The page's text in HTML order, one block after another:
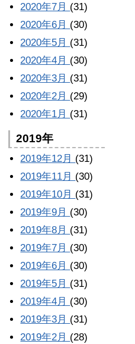
2020年7月 (31)
2020年6月 (30)
2020年5月 (31)
2020年4月 (30)
2020年3月 (31)
2020年2月 (29)
2020年1月 (31)
2019年
2019年12月 (31)
2019年11月 (30)
2019年10月 (31)
2019年9月 (30)
2019年8月 (31)
2019年7月 (30)
2019年6月 (30)
2019年5月 (31)
2019年4月 (30)
2019年3月 (31)
2019年2月 (28)